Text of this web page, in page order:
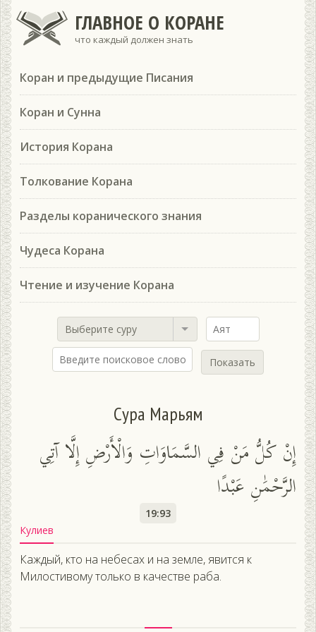
ГЛАВНОЕ О КОРАНЕ
что каждый должен знать
Коран и предыдущие Писания
Коран и Сунна
История Корана
Толкование Корана
Разделы коранического знания
Чудеса Корана
Чтение и изучение Корана
Выберите суру
Показать
Сура Марьям
إِنْ كُلُّ مَنْ فِي السَّمَاوَاتِ وَالْأَرْضِ إِلَّا آتِي
الرَّحْمَٰنِ عَبْدًا
19:93
Кулиев
Каждый, кто на небесах и на земле, явится к
Милостивому только в качестве раба.